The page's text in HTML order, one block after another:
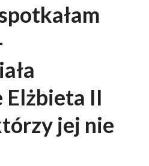
II
jej nie